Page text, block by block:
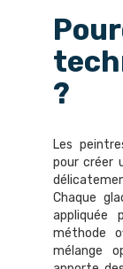
?
Les
pour créer
Chaque
appliquée
méthode
mélange